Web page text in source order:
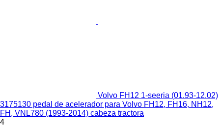
Volvo FH12 1-seeria (01.93-12.02)
3175130 pedal de acelerador para Volvo FH12, FH16, NH12,
FH, VNL780 (1993-2014) cabeza tractora
4